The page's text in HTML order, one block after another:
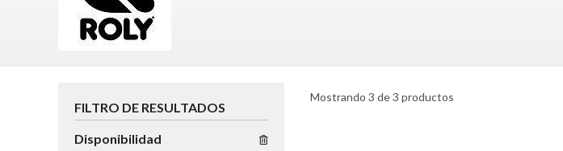
Mostrando 3 de 3 productos
FILTRO DE RESULTADOS
Disponibilidad